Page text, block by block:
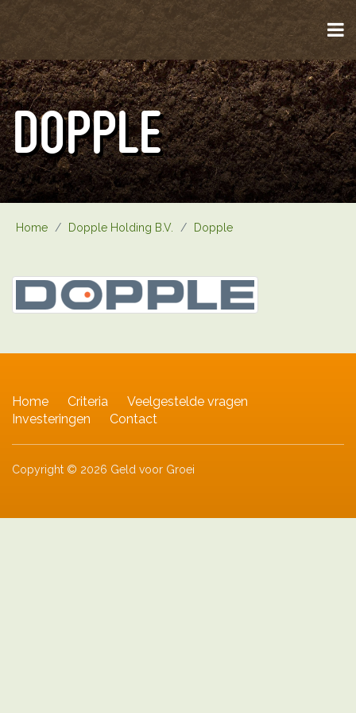
DOPPLE
Home / Dopple Holding B.V. / Dopple
Home Criteria
Veelgestelde vragen
Investeringen
Contact
Copyright © 2026 Geld voor Groei